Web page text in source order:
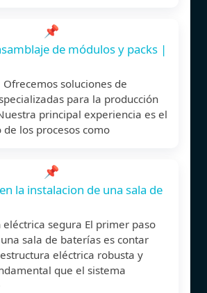
📌
de módulos y packs |
soluciones de
para la producción
principal experiencia es el
los procesos como
📌
la instalacion de una sala de
eléctrica segura El primer paso
sala de baterías es contar
eléctrica robusta y
que el sistema